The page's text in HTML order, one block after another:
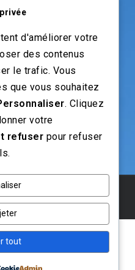
recruteurs
. Concu avec
d'améliorer votre
des contenus
le trafic. Vous
que vous souhaitez
. Cliquez
votre
refuser pour refuser
tout